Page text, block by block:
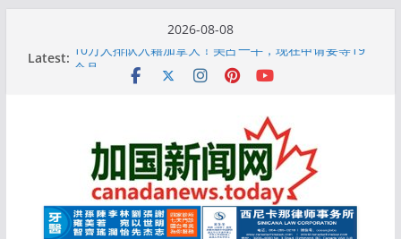
2026-08-08
Latest: 10万人排队入籍加拿大！美占一半，现在申请要等19
安省16岁少女当街遭围殴, 打成脑震荡! 大批人起哄拍
特鲁多半裸与水果姐海滩激吻! 热恋一年感情持续升温
更多名校恢复SAT 考试，新学年大学申请开跑7个大不